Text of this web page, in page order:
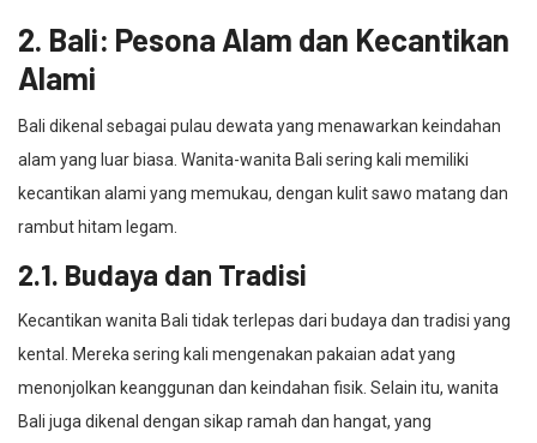
2. Bali: Pesona Alam dan Kecantikan
Alami
Bali dikenal sebagai pulau dewata yang menawarkan keindahan
alam yang luar biasa. Wanita-wanita Bali sering kali memiliki
kecantikan alami yang memukau, dengan kulit sawo matang dan
rambut hitam legam.
2.1. Budaya dan Tradisi
Kecantikan wanita Bali tidak terlepas dari budaya dan tradisi yang
kental. Mereka sering kali mengenakan pakaian adat yang
menonjolkan keanggunan dan keindahan fisik. Selain itu, wanita
Bali juga dikenal dengan sikap ramah dan hangat, yang